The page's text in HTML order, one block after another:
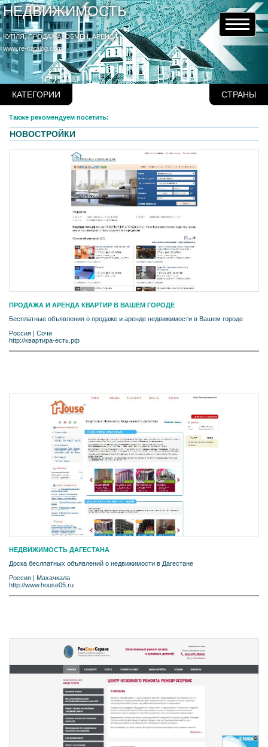
НЕДВИЖИМОСТЬ
КУПЛЯ, ПРОДАЖА, ОБМЕН, АРЕНДА
www.re-catalog.com
КАТЕГОРИИ СТРАНЫ
Также рекомендуем посетить:
НОВОСТРОЙКИ
ПРОДАЖА И АРЕНДА КВАРТИР В ВАШЕМ ГОРОДЕ
Бесплатные объявления о продаже и аренде недвижимости в Вашем городе
Россия
Сочи
http://квартира-есть.рф
НЕДВИЖИМОСТЬ ДАГЕСТАНА
Доска беслпатных объявлений о недвижимости в Дагестане
Россия | Махачкала
http://www.house05.ru